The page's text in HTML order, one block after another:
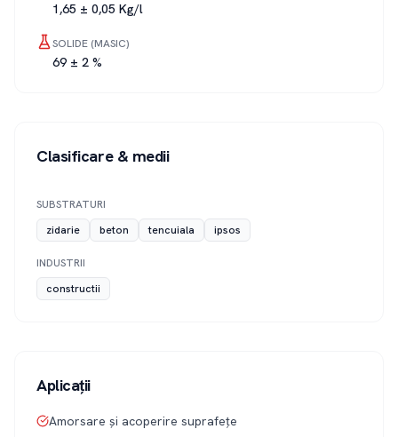
1,65 ± 0,05 Kg/l
SOLIDE (MASIC)
69 ± 2 %
Clasificare & medii
SUBSTRATURI
zidarie
beton tencuiala ipsos
INDUSTRII
constructii
Aplicații
Amorsare și acoperire suprafețe